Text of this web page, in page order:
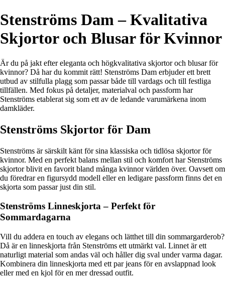
Stenströms Dam – Kvalitativa
Skjortor och Blusar för Kvinnor
Är du på jakt efter eleganta och högkvalitativa skjortor och blusar för
kvinnor? Då har du kommit rätt! Stenströms Dam erbjuder ett brett
utbud av stilfulla plagg som passar både till vardags och till festliga
tillfällen. Med fokus på detaljer, materialval och passform har
Stenströms etablerat sig som ett av de ledande varumärkena inom
damkläder.
Stenströms Skjortor för Dam
Stenströms är särskilt känt för sina klassiska och tidlösa skjortor för
kvinnor. Med en perfekt balans mellan stil och komfort har Stenströms
skjortor blivit en favorit bland många kvinnor världen över. Oavsett om
du föredrar en figursydd modell eller en ledigare passform finns det en
skjorta som passar just din stil.
Stenströms Linneskjorta – Perfekt för
Sommardagarna
Vill du addera en touch av elegans och lätthet till din sommargarderob?
Då är en linneskjorta från Stenströms ett utmärkt val. Linnet är ett
naturligt material som andas väl och håller dig sval under varma dagar.
Kombinera din linneskjorta med ett par jeans för en avslappnad look
eller med en kjol för en mer dressad outfit.